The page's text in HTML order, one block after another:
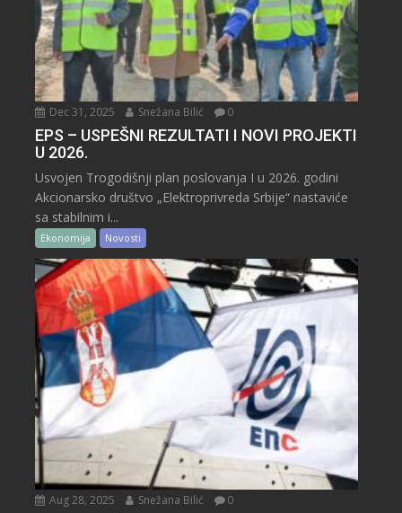
Dec 31, 2025 Snežana Bilić 0
EPS – USPEŠNI REZULTATI I NOVI PROJEKTI
U 2026.
Usvojen Trogodišnji plan poslovanja I u 2026. godini
Akcionarsko društvo „Elektroprivreda Srbije“ nastaviće
sa stabilnim i...
Ekonomija Novosti
Aug 28, 2025 Snežana Bilić 0